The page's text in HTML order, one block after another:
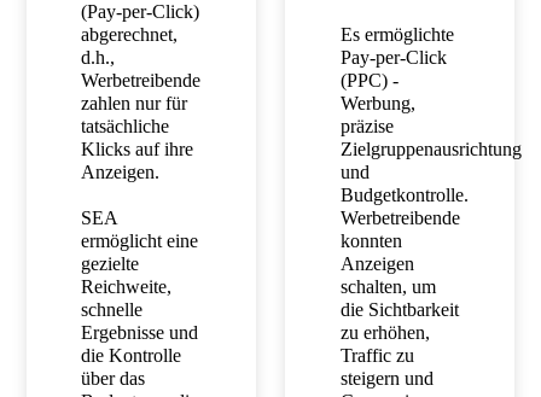
(Pay-per-Click)
abgerechnet,
d.h.,
Werbetreibende
zahlen nur für
tatsächliche
Klicks auf ihre
Anzeigen.
SEA
ermöglicht eine
gezielte
Reichweite,
schnelle
Ergebnisse und
die Kontrolle
über das
Es ermöglichte
Pay-per-Click
(PPC) -
Werbung,
präzise
Zielgruppenausrichtung
und
Budgetkontrolle.
Werbetreibende
konnten
Anzeigen
schalten, um
die Sichtbarkeit
zu erhöhen,
Traffic zu
steigern und